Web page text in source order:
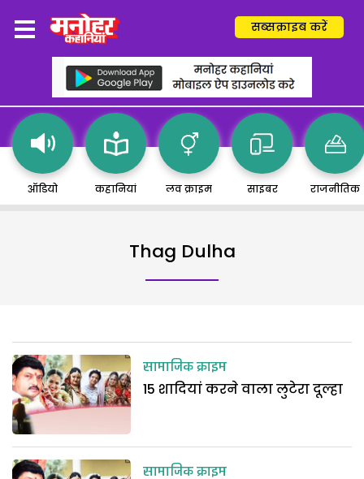
सब्सक्राइब करें
ऑडियो कहानियां लव क्राइम साइबर राजनीतिक
Thag Dulha
सामाजिक क्राइम
15 शादियां करने वाला लुटेरा दूल्हा
सामाजिक क्राइम